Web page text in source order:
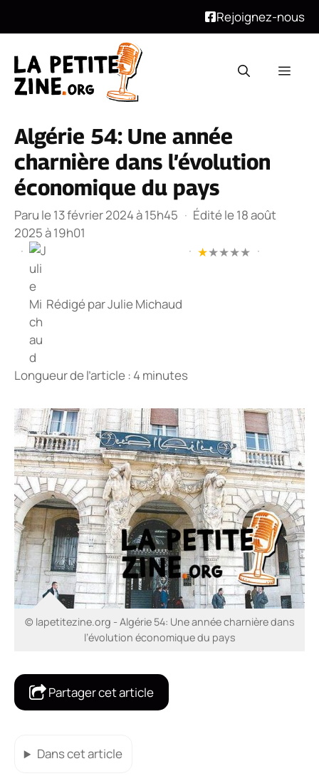
Rejoignez-nous
contenu
Algérie 54: Une année
charnière dans l’évolution
économique du pays
Paru le 13 février 2024 à 15h45 · Édité le 18 août
2025 à 19h01
·
Rédigé parJulie Michaud
· ★★★★★ ·
Longueur de l’article : 4 minutes
© lapetitezine.org - Algérie 54: Une année charnière dans
l’évolution économique du pays
Partager cet article
Dans cet article